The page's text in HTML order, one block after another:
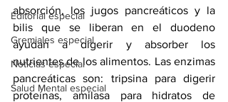
Editorial especial
Gremiales especial
Noticias especial
Salud Mental especial
absorción, los jugos pancreáticos y la
bilis que se liberan en el duodeno
ayudan a digerir y absorber los
nutrientes de los alimentos. Las enzimas
pancreáticas son: tripsina para digerir
proteínas, amilasa para hidratos de